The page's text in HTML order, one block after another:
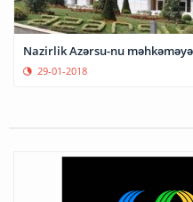
Nazirlik Azərsu-nu
29-01-2018